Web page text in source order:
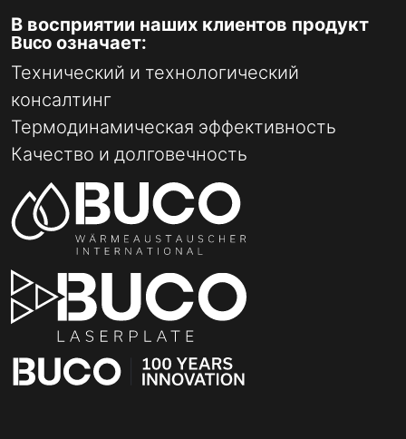
В восприятии наших клиентов продукт
Buco означает:
Технический и технологический
консалтинг
Термодинамическая эффективность
Качество и долговечность